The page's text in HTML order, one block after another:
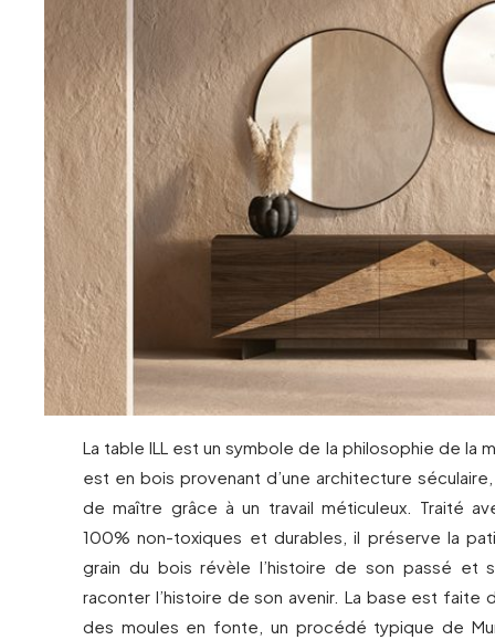
La table ILL est un symbole de la philosophie de la
est en bois provenant d’une architecture
de maître grâce à un travail méticuleux. Traité
100% non-toxiques et durables, il préserve la
grain du bois révèle l’histoire de son passé et
raconter l’histoire de son avenir. La base est faite
des moules en fonte, un procédé typique de